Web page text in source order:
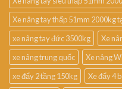
Xe nâng tay thấp 51mm 2000kg
xe nâng tay đức 3500kg
Xe
xe nâng trung quốc
Xe nâng
xe đẩy 2 tầng 150kg
Xe đẩy 4